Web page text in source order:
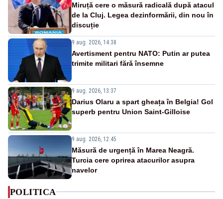
Miruță cere o măsură radicală după atacul
de la Cluj. Legea dezinformării, din nou în
discuție
9 aug. 2026, 14:38
Avertisment pentru NATO: Putin ar putea
trimite militari fără însemne
9 aug. 2026, 13:37
Darius Olaru a spart gheața în Belgia! Gol
superb pentru Union Saint-Gilloise
9 aug. 2026, 12:45
Măsură de urgență în Marea Neagră.
Turcia cere oprirea atacurilor asupra
navelor
POLITICA